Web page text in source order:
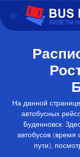
На данной
автобусных
Буденновск.
автобусов (время
пути),